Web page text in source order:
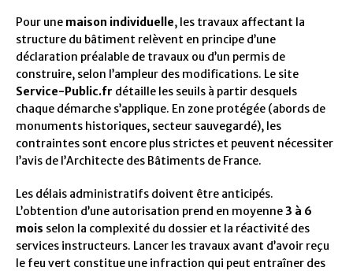
Pour une maison individuelle, les travaux affectant la
structure du bâtiment relèvent en principe d’une
déclaration préalable de travaux ou d’un permis de
construire, selon l’ampleur des modifications. Le site
Service-Public.fr détaille les seuils à partir desquels
chaque démarche s’applique. En zone protégée (abords de
monuments historiques, secteur sauvegardé), les
contraintes sont encore plus strictes et peuvent nécessiter
l’avis de l’Architecte des Bâtiments de France.
Les délais administratifs doivent être anticipés.
L’obtention d’une autorisation prend en moyenne3 à 6
mois selon la complexité du dossier et la réactivité des
services instructeurs. Lancer les travaux avant d’avoir reçu
le feu vert constitue une infraction qui peut entraîner des